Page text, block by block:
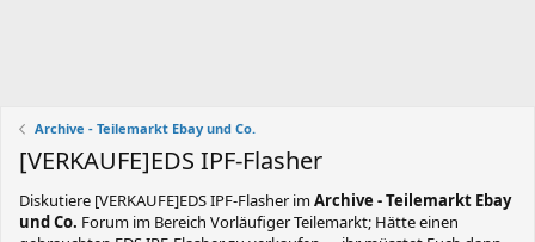
Archive - Teilemarkt Ebay und Co.
[VERKAUFE]EDS IPF-Flasher
Diskutiere [VERKAUFE]EDS IPF-Flasher imArchive - Teilemarkt Ebay
und Co. Forum im Bereich Vorläufiger Teilemarkt; Hätte einen